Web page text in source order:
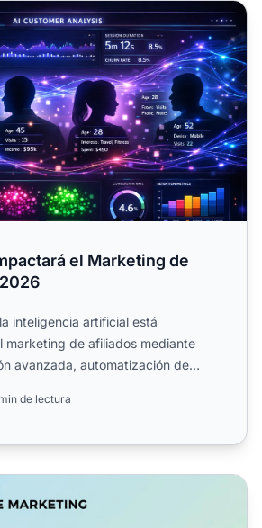
el Marketing de Afiliados en 2026
el Marketing de
inteligencia artificial está
marketing de afiliados mediante
avanzada, automatización de
de lectura
de Afiliados: Transformando